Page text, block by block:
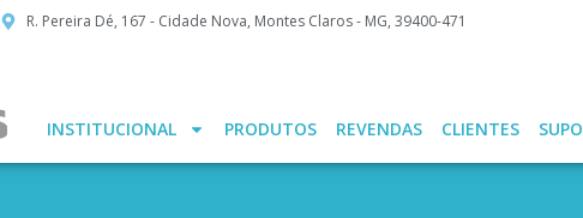
R. Pereira Dé, 167 - Cidade Nova, Montes Claros - MG, 39400-471
INSTITUCIONAL PRODUTOS REVENDAS CLIENTES